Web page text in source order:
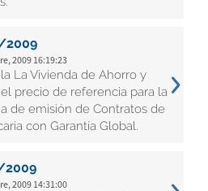
2009
2009 16:19:23
La Vivienda de Ahorro y
precio de referencia para la
de emisión de Contratos de
con Garantía Global.
2009
2009 14:31:00